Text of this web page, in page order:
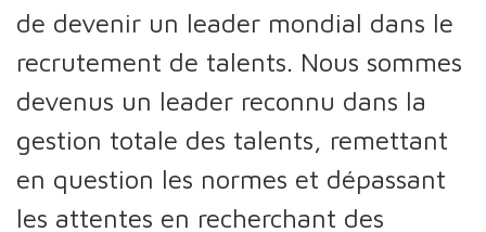
de devenir un leader mondial dans le
recrutement de talents. Nous sommes
devenus un leader reconnu dans la
gestion totale des talents, remettant
en question les normes et dépassant
les attentes en recherchant des